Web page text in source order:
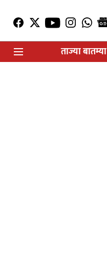
ताज्या बातम्या